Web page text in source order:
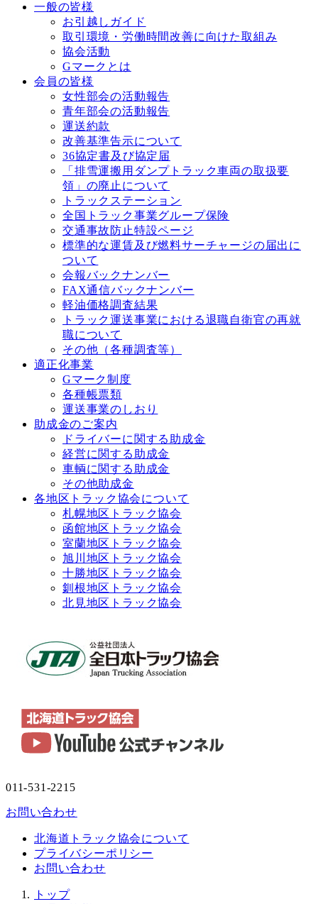
一般の皆様
お引越しガイド
取引環境・労働時間改善に向けた取組み
協会活動
Gマークとは
会員の皆様
女性部会の活動報告
青年部会の活動報告
運送約款
改善基準告⽰について
36協定書及び協定届
「排雪運搬用ダンプトラック車両の取扱要
領」の廃止について
トラックステーション
全国トラック事業グループ保険
交通事故防⽌特設ページ
標準的な運賃及び燃料サーチャージの届出に
ついて
会報バックナンバー
FAX通信バックナンバー
軽油価格調査結果
トラック運送事業における退職⾃衛官の再就
職について
その他（各種調査等）
適正化事業
Gマーク制度
各種帳票類
運送事業のしおり
助成金のご案内
ドライバーに関する助成金
経営に関する助成金
車輌に関する助成金
その他助成金
各地区トラック協会について
札幌地区トラック協会
函館地区トラック協会
室蘭地区トラック協会
旭川地区トラック協会
十勝地区トラック協会
釧根地区トラック協会
北見地区トラック協会
011-531-2215
お問い合わせ
北海道トラック協会について
プライバシーポリシー
お問い合わせ
トップ